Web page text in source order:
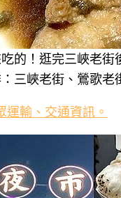
的！逛完三峽老街
三峽老街、鶯歌老
運輸、交通資訊。